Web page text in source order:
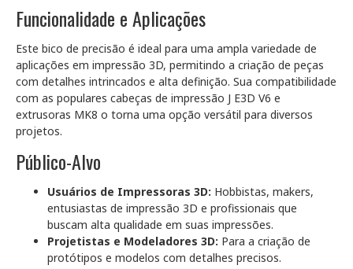
Funcionalidade e Aplicações
Este bico de precisão é ideal para uma ampla variedade de
aplicações em impressão 3D, permitindo a criação de peças
com detalhes intrincados e alta definição. Sua compatibilidade
com as populares cabeças de impressão J E3D V6 e
extrusoras MK8 o torna uma opção versátil para diversos
projetos.
Público-Alvo
Usuários de Impressoras 3D: Hobbistas, makers,
entusiastas de impressão 3D e profissionais que
buscam alta qualidade em suas impressões.
Projetistas e Modeladores 3D: Para a criação de
protótipos e modelos com detalhes precisos.